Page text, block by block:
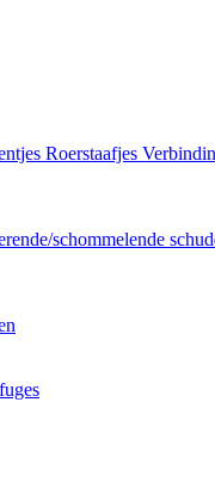
Roerstaafjes
schommelende